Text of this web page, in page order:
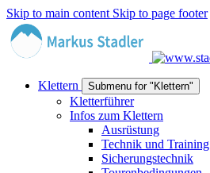
Skip to main content Skip to page footer
Klettern Submenu for "Klettern"
Kletterführer
Infos zum Klettern
Ausrüstung
Technik und Training
Sicherungstechnik